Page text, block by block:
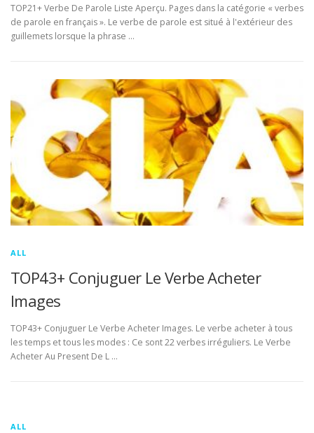
TOP21+ Verbe De Parole Liste Aperçu. Pages dans la catégorie « verbes
de parole en français ». Le verbe de parole est situé à l'extérieur des
guillemets lorsque la phrase …
ALL
TOP43+ Conjuguer Le Verbe Acheter
Images
TOP43+ Conjuguer Le Verbe Acheter Images. Le verbe acheter à tous
les temps et tous les modes : Ce sont 22 verbes irréguliers. Le Verbe
Acheter Au Present De L …
ALL